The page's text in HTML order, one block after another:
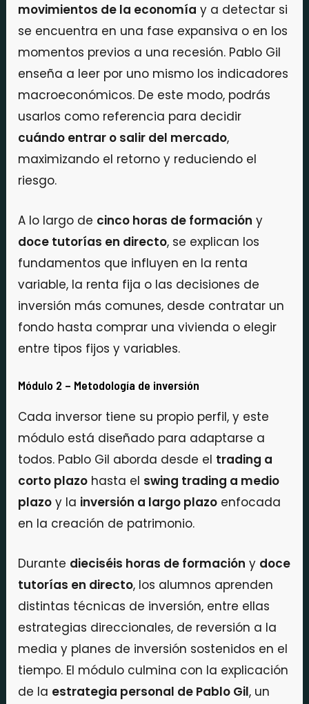
movimientos de la economía y a detectar si
se encuentra en una fase expansiva o en los
momentos previos a una recesión. Pablo Gil
enseña a leer por uno mismo los indicadores
macroeconómicos. De este modo, podrás
usarlos como referencia para decidir
cuándo entrar o salir del mercado,
maximizando el retorno y reduciendo el
riesgo.
A lo largo de cinco horas de formación y
doce tutorías en directo, se explican los
fundamentos que influyen en la renta
variable, la renta fija o las decisiones de
inversión más comunes, desde contratar un
fondo hasta comprar una vivienda o elegir
entre tipos fijos y variables.
Módulo 2 – Metodología de inversión
Cada inversor tiene su propio perfil, y este
módulo está diseñado para adaptarse a
todos. Pablo Gil aborda desde el trading a
corto plazo hasta el swing trading a medio
plazo y la inversión a largo plazo enfocada
en la creación de patrimonio.
Durante dieciséis horas de formación y doce
tutorías en directo, los alumnos aprenden
distintas técnicas de inversión, entre ellas
estrategias direccionales, de reversión a la
media y planes de inversión sostenidos en el
tiempo. El módulo culmina con la explicación
de la estrategia personal de Pablo Gil, un